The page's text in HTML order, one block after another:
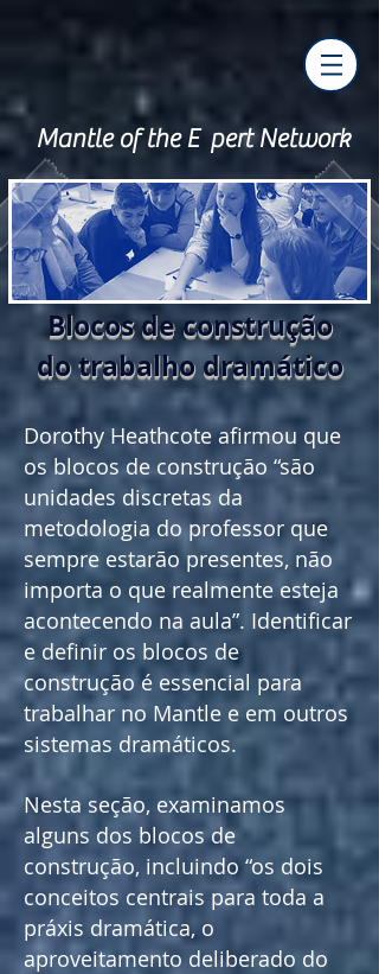
Mantle of the E pert Network
Blocos de construção
do trabalho dramático
Dorothy Heathcote afirmou que
os blocos de construção “são
unidades discretas da
metodologia do professor que
sempre estarão presentes, não
importa o que realmente esteja
acontecendo na aula”. Identificar
e definir os blocos de
construção é essencial para
trabalhar no Mantle e em outros
sistemas dramáticos.
Nesta seção, examinamos
alguns dos blocos de
construção, incluindo “os dois
conceitos centrais para toda a
práxis dramática, o
aproveitamento deliberado do